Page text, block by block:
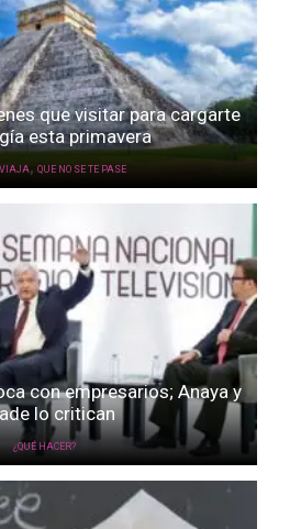
que visitar para cargarte
esta primavera
VIAJA, QUE NO SE TE PASE
con empresarios; Anaya y
lo critican
¿QUÉ HACER?